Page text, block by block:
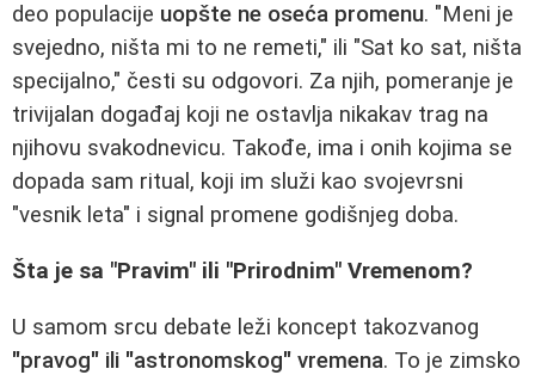
deo populacije uopšte ne oseća promenu. "Meni je
svejedno, ništa mi to ne remeti," ili "Sat ko sat, ništa
specijalno," česti su odgovori. Za njih, pomeranje je
trivijalan događaj koji ne ostavlja nikakav trag na
njihovu svakodnevicu. Takođe, ima i onih kojima se
dopada sam ritual, koji im služi kao svojevrsni
"vesnik leta" i signal promene godišnjeg doba.
Šta je sa "Pravim" ili "Prirodnim" Vremenom?
U samom srcu debate leži koncept takozvanog
"pravog" ili "astronomskog" vremena. To je zimsko